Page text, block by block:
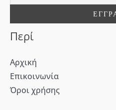
α
Περί
Αρχική
Επικοινωνία
Όροι χρήσης